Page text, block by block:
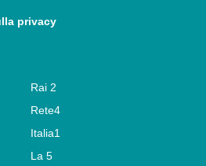
privacy
Rai 2
Rete4
Italia1
La 5